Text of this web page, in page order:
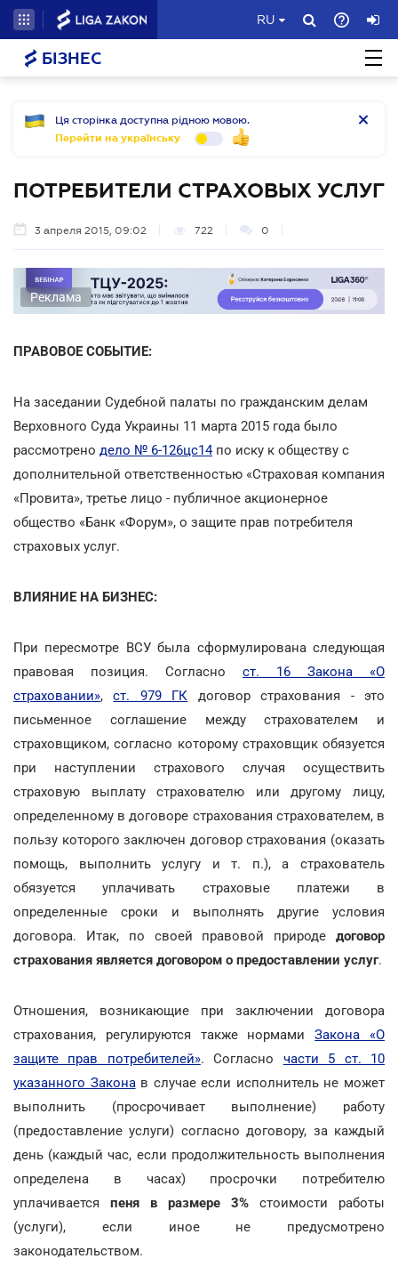
RU
БІЗНЕС
Ця сторінка доступна рідною мовою.
Перейти на українську
ПОТРЕБИТЕЛИ СТРАХОВЫХ УСЛУГ
3 апреля 2015, 09:02 722 0
Реклама
ПРАВОВОЕ СОБЫТИЕ:
На заседании Судебной палаты по гражданским делам
Верховного Суда Украины 11 марта 2015 года было
рассмотрено дело № 6-126цс14по иску к обществу с
дополнительной ответственностью «Страховая компания
«Провита», третье лицо - публичное акционерное
общество «Банк «Форум», о защите прав потребителя
страховых услуг.
ВЛИЯНИЕ НА БИЗНЕС:
При пересмотре ВСУ была сформулирована следующая
правовая позиция. Согласно ст. 16 Закона «О
страховании»,ст. 979 ГК договор страхования - это
письменное соглашение между страхователем и
страховщиком, согласно которому страховщик обязуется
при наступлении страхового случая осуществить
страховую выплату страхователю или другому лицу,
определенному в договоре страхования страхователем, в
пользу которого заключен договор страхования (оказать
помощь, выполнить услугу и т. п.), а страхователь
обязуется уплачивать страховые платежи в
определенные сроки и выполнять другие условия
договора. Итак, по своей правовой природе договор
страхования является договором о предоставлении услуг.
Отношения, возникающие при заключении договора
страхования, регулируются также нормамиЗакона «О
защите прав потребителей». Согласно части 5 ст. 10
указанного Законав случае если исполнитель не может
выполнить (просрочивает выполнение) работу
(предоставление услуги) согласно договору, за каждый
день (каждый час, если продолжительность выполнения
определена в часах) просрочки потребителю
уплачивается пеня в размере 3% стоимости работы
(услуги), если иное не предусмотрено
законодательством.